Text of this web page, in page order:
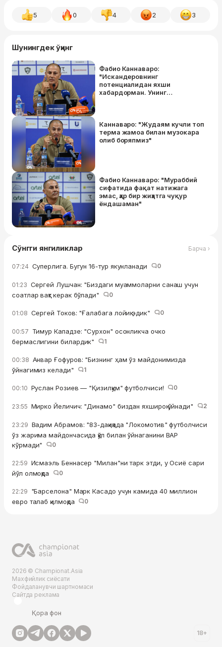
5 0 4 2 3
Шунингдек ўқинг
Фабио Каннаваро:
"Искандеровнинг
потенциалидан яхши
хабардорман. Унинг
Каннаваро: "Жудаям кучли топ
терма жамоа билан музокара
олиб боряпмиз"
Фабио Каннаваро: "Мураббий
сифатида фақат натижага
эмас, ҳар бир жиҳатга чуқур
ёндашаман"
Сўнгги янгиликлар Барча ›
07:24 Суперлига. Бугун 16-тур якунланади 0
01:23 Сергей Лушчан: "Биздаги муаммоларни санаш учун
соатлар вақт керак бўлади"
0
01:08 Сергей Токов: "Ғалабага лойиқ эдик" 0
00:57 Тимур Кападзе: "Сурхон" осонликча очко
бермаслигини билардик"
1
00:38 Анвар Ғофуров: "Бизнинг ҳам ўз майдонимизда
ўйнагимиз келади"
1
00:10 Руслан Розиев — "Қизилқум" футболчиси! 0
23:55 Мирко Йеличич: "Динамо" биздан яхшироқ ўйнади" 2
23:29 Вадим Абрамов: "83-дақиқада "Локомотив" футболчиси
ўз жарима майдончасида қўл билан ўйнаганини ВАР
кўрмади"
0
22:59 Исмаэль Беннасер "Милан"ни тарк этди, у Осиё сари
йўл олмоқда
0
22:29 "Барселона" Марк Касадо учун камида 40 миллион
евро талаб қилмоқда
0
2026 © Championat.Asia
Махфийлик сиёсати
Фойдаланувчи шартномаси
Сайтда реклама
Қора фон
18+